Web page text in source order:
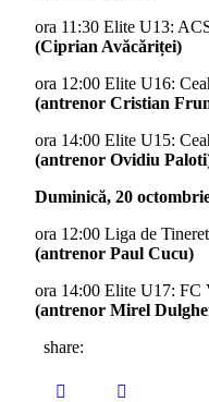
ora 11:30 Elite U13:
(Ciprian Avăcăriței)
ora 12:00 Elite U16:
(antrenor Cristian
ora 14:00 Elite U15:
(antrenor Ovidiu
Duminică,
ora 12:00 Liga de
(antrenor Paul Cucu)
ora 14:00 Elite U17: FC
(antrenor Mirel
share: